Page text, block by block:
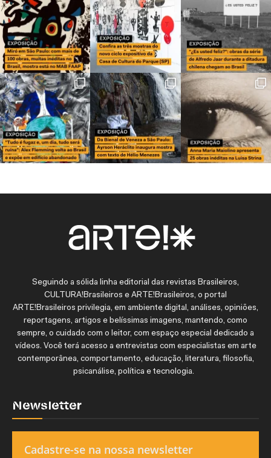
Seguindo a sólida linha editorial das revistas Brasileiros,
CULTURA!Brasileiros e ARTE!Brasileiros, o portal
ARTE!Brasileiros privilegia, em ambiente digital, análises, opiniões,
reportagens, artigos e belíssimas imagens, mantendo, como
sempre, o cuidado com o leitor, com espaço especial dedicado a
vídeos. Você terá acesso a entrevistas com especialistas em arte
contemporânea, comportamento, educação, literatura, filosofia,
psicanálise, política e tecnologia.
Newsletter
Cadastre-se na nossa newsletter